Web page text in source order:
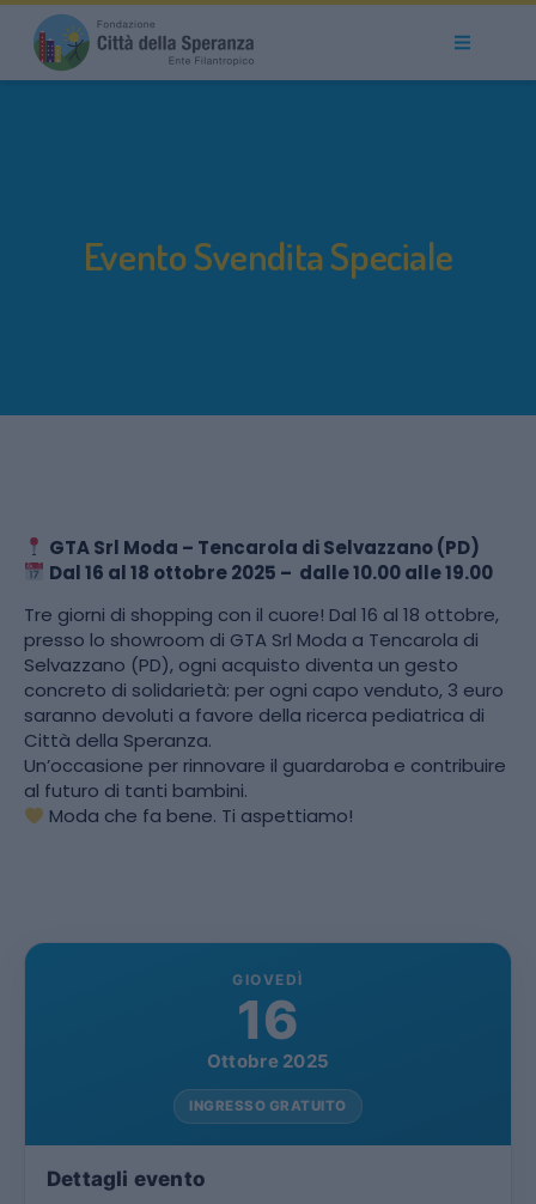
Evento Svendita Speciale
GTA Srl Moda – Tencarola di Selvazzano (PD)
Dal 16 al 18 ottobre 2025 – dalle 10.00 alle 19.00
Tre giorni di shopping con il cuore! Dal 16 al 18 ottobre,
presso lo showroom di GTA Srl Moda a Tencarola di
Selvazzano (PD), ogni acquisto diventa un gesto
concreto di solidarietà: per ogni capo venduto, 3 euro
saranno devoluti a favore della ricerca pediatrica di
Città della Speranza.
Un’occasione per rinnovare il guardaroba e contribuire
al futuro di tanti bambini.
Moda che fa bene. Ti aspettiamo!
GIOVEDÌ
16
Ottobre 2025
INGRESSO GRATUITO
Dettagli evento